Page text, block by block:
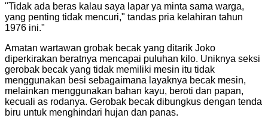
"Tidak ada beras kalau saya lapar ya minta sama warga,
yang penting tidak mencuri," tandas pria kelahiran tahun
1976 ini."
Amatan wartawan grobak becak yang ditarik Joko
diperkirakan beratnya mencapai puluhan kilo. Uniknya seksi
gerobak becak yang tidak memiliki mesin itu tidak
menggunakan besi sebagaimana layaknya becak mesin,
melainkan menggunakan bahan kayu, beroti dan papan,
kecuali as rodanya. Gerobak becak dibungkus dengan tenda
biru untuk menghindari hujan dan panas.